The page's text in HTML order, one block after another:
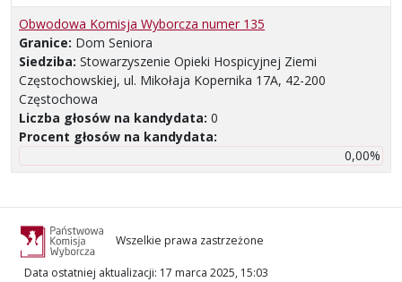
Obwodowa Komisja Wyborcza numer 135
Granice: Dom Seniora
Siedziba: Stowarzyszenie Opieki Hospicyjnej Ziemi
Częstochowskiej, ul. Mikołaja Kopernika 17A, 42-200
Częstochowa
Liczba głosów na kandydata: 0
Procent głosów na kandydata:
0,00%
Wszelkie prawa zastrzeżone
Data ostatniej aktualizacji: 17 marca 2025, 15:03